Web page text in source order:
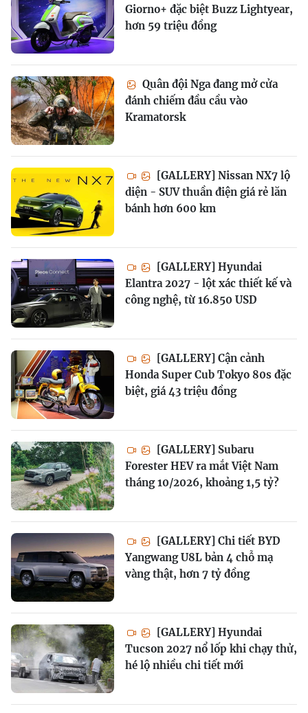
Giorno+ đặc biệt Buzz Lightyear,
hơn 59 triệu đồng
Quân đội Nga đang mở cửa
đánh chiếm đầu cầu vào
Kramatorsk
[GALLERY] Nissan NX7 lộ
diện - SUV thuần điện giá rẻ lăn
bánh hơn 600 km
[GALLERY] Hyundai
Elantra 2027 - lột xác thiết kế và
công nghệ, từ 16.850 USD
[GALLERY] Cận cảnh
Honda Super Cub Tokyo 80s đặc
biệt, giá 43 triệu đồng
[GALLERY] Subaru
Forester HEV ra mắt Việt Nam
tháng 10/2026, khoảng 1,5 tỷ?
[GALLERY] Chi tiết BYD
Yangwang U8L bản 4 chỗ mạ
vàng thật, hơn 7 tỷ đồng
[GALLERY] Hyundai
Tucson 2027 nổ lốp khi chạy thử,
hé lộ nhiều chi tiết mới